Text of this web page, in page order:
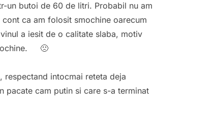
un butoi de 60 de litri. Probabil nu am
ca am folosit smochine oarecum
a iesit de o calitate slaba, motiv
🙁
intocmai reteta deja
pacate cam putin si care s-a terminat